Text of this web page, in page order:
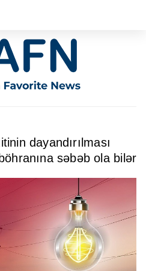
dayandırılması
səbəb ola bilər